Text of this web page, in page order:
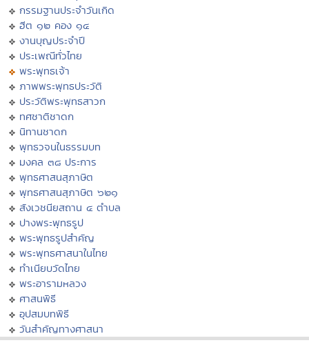
กรรมฐานประจำวันเกิด
ฮีต ๑๒ คอง ๑๔
งานบุญประจำปี
ประเพณีทั่วไทย
พระพุทธเจ้า
ภาพพระพุทธประวัติ
ประวัติพระพุทธสาวก
ทศชาติชาดก
นิทานชาดก
พุทธวจนในธรรมบท
มงคล ๓๘ ประการ
พุทธศาสนสุภาษิต
พุทธศาสนสุภาษิต ๖๒๑
สังเวชนียสถาน ๔ ตำบล
ปางพระพุทธรูป
พระพุทธรูปสำคัญ
พระพุทธศาสนาในไทย
ทำเนียบวัดไทย
พระอารามหลวง
ศาสนพิธี
อุปสมบทพิธี
วันสำคัญทางศาสนา